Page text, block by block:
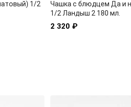
1/2
Чашка с блюдцем Да и
1/2 Ландыш 2 180 мл.
2 320 ₽